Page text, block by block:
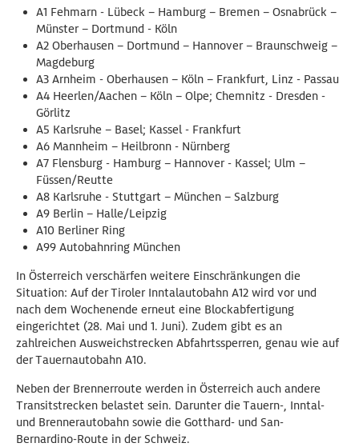
A1 Fehmarn - Lübeck – Hamburg – Bremen – Osnabrück –
Münster – Dortmund - Köln
A2 Oberhausen – Dortmund – Hannover – Braunschweig –
Magdeburg
A3 Arnheim - Oberhausen – Köln – Frankfurt, Linz - Passau
A4 Heerlen/Aachen – Köln – Olpe; Chemnitz - Dresden -
Görlitz
A5 Karlsruhe – Basel; Kassel - Frankfurt
A6 Mannheim – Heilbronn - Nürnberg
A7 Flensburg - Hamburg – Hannover - Kassel; Ulm –
Füssen/Reutte
A8 Karlsruhe - Stuttgart – München – Salzburg
A9 Berlin – Halle/Leipzig
A10 Berliner Ring
A99 Autobahnring München
In Österreich verschärfen weitere Einschränkungen die
Situation: Auf der Tiroler Inntalautobahn A12 wird vor und
nach dem Wochenende erneut eine Blockabfertigung
eingerichtet (28. Mai und 1. Juni). Zudem gibt es an
zahlreichen Ausweichstrecken Abfahrtssperren, genau wie auf
der Tauernautobahn A10.
Neben der Brennerroute werden in Österreich auch andere
Transitstrecken belastet sein. Darunter die Tauern-, Inntal-
und Brennerautobahn sowie die Gotthard- und San-
Bernardino-Route in der Schweiz.